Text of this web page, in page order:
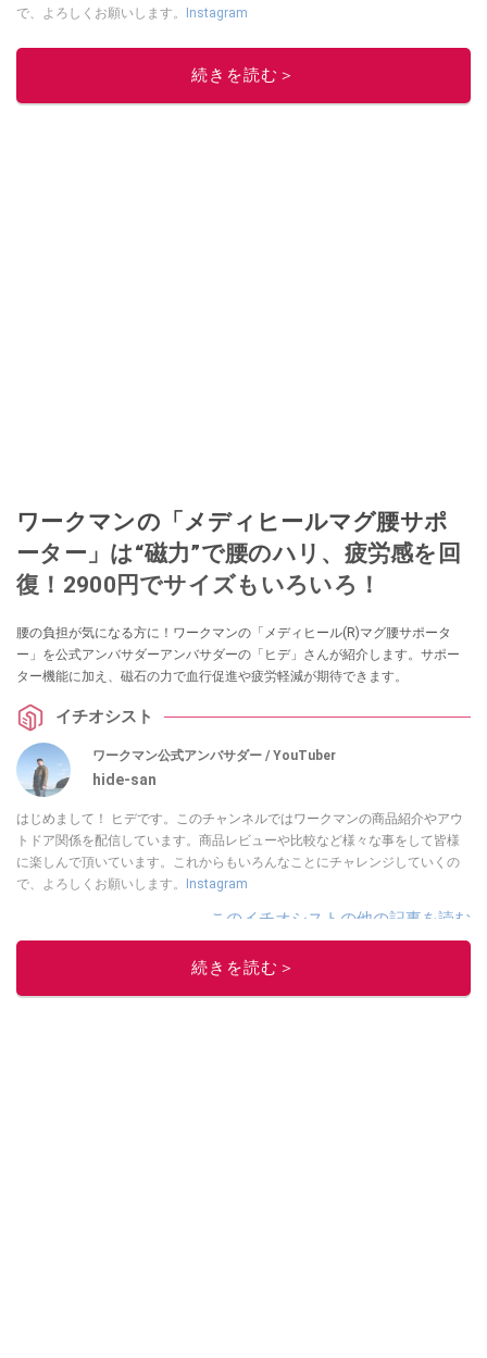
で、よろしくお願いします。 Instagram
このイチオシストの他の記事を読む
続きを読む＞
ワークマンの「メディヒールマグ腰サポ
ーター」は“磁力”で腰のハリ、疲労感を回
復！2900円でサイズもいろいろ！
腰の負担が気になる方に！ワークマンの「メディヒール(R)マグ腰サポータ
ー」を公式アンバサダーアンバサダーの「ヒデ」さんが紹介します。サポー
ター機能に加え、磁石の力で血行促進や疲労軽減が期待できます。
イチオシスト
ワークマン公式アンバサダー / YouTuber
hide-san
はじめまして！ ヒデです。このチャンネルではワークマンの商品紹介やアウ
トドア関係を配信しています。商品レビューや比較など様々な事をして皆様
に楽しんで頂いています。これからもいろんなことにチャレンジしていくの
で、よろしくお願いします。 Instagram
このイチオシストの他の記事を読む
続きを読む＞